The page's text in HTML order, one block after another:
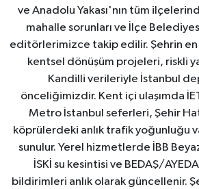
ve Anadolu Yakası'nın tüm
mahalle sorunları ve İlçe
editörlerimizce takip edilir. Şehrin
kentsel dönüşüm projeleri, riskli
Kandilli verileriyle İstanbul
önceliğimizdir. Kent içi ulaşımda
Metro İstanbul seferleri, Şehir
köprülerdeki anlık trafik yoğunluğu
sunulur. Yerel hizmetlerde İBB
İSKİ su kesintisi ve BEDAŞ/
bildirimleri anlık olarak güncellenir.